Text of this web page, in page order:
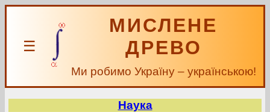
☰
МИСЛЕНЕ
ДРЕВО
Ми робимо Україну – українською!
Наука